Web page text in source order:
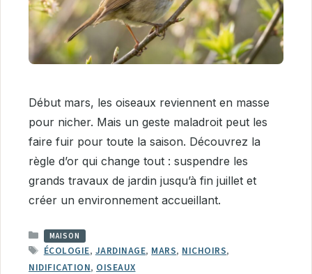
Début mars, les oiseaux reviennent en masse
pour nicher. Mais un geste maladroit peut les
faire fuir pour toute la saison. Découvrez la
règle d’or qui change tout : suspendre les
grands travaux de jardin jusqu’à fin juillet et
créer un environnement accueillant.
CATÉGORIES
MAISON
ÉTIQUETTES
ÉCOLOGIE, JARDINAGE, MARS, NICHOIRS,
NIDIFICATION, OISEAUX